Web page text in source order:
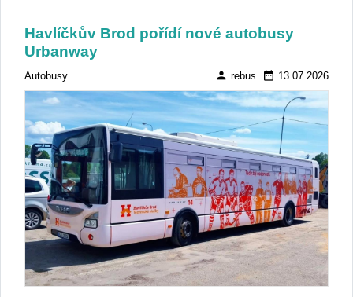
doplněk klasických autobusových linek.
Havlíčkův Brod pořídí nové autobusy
Urbanway
Autobusy person rebus date_range 13.07.2026